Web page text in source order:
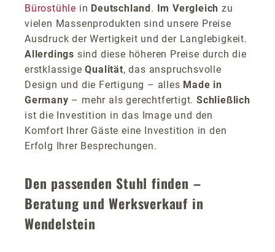
Bürostühle in Deutschland . Im Vergleich zu
vielen Massenprodukten sind unsere Preise
Ausdruck der Wertigkeit und der Langlebigkeit.
Allerdings sind diese höheren Preise durch die
erstklassigeQualität, das anspruchsvolle
Design und die Fertigung – alles Made in
Germany – mehr als gerechtfertigt.Schließlich
ist die Investition in das Image und den
Komfort Ihrer Gäste eine Investition in den
Erfolg Ihrer Besprechungen.
Den passenden Stuhl finden –
Beratung und Werksverkauf in
Wendelstein